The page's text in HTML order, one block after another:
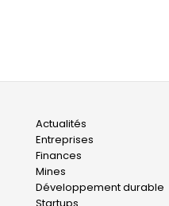
Main
navigation
Actualités
Entreprises
Finances
Mines
Développement durable